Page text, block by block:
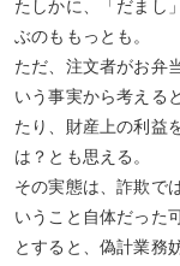
たしかに、「だまし
ぶのももっとも。
ただ、注文者がお弁
いう事実から考える
たり、財産上の利益
は？とも思える。
その実態は、詐欺で
いうこと自体だった
とすると、偽計業務